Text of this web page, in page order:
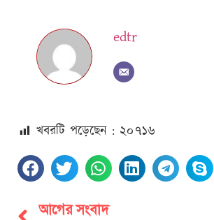
edtr
খবরটি পড়েছেন : ২০৭১৬
আগের সংবাদ